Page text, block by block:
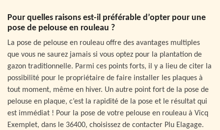
Pour quelles raisons est-il préférable d’opter pour une
pose de pelouse en rouleau ?
La pose de pelouse en rouleau offre des avantages multiples
que vous ne saurez jamais si vous optez pour la plantation de
gazon traditionnelle. Parmi ces points forts, il y a lieu de citer la
possibilité pour le propriétaire de faire installer les plaques à
tout moment, même en hiver. Un autre point fort de la pose de
pelouse en plaque, c’est la rapidité de la pose et le résultat qui
est immédiat ! Pour la pose de votre pelouse en rouleau à Vicq
Exemplet, dans le 36400, choisissez de contacter Plu Elagage.